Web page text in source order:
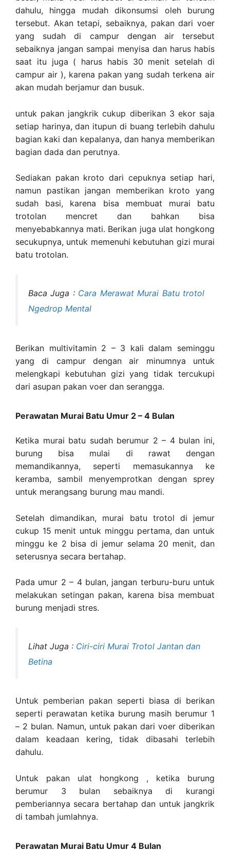
dahulu, hingga mudah dikonsumsi oleh burung
tersebut. Akan tetapi, sebaiknya, pakan dari voer
yang sudah di campur dengan air tersebut
sebaiknya jangan sampai menyisa dan harus habis
saat itu juga ( harus habis 30 menit setelah di
campur air ), karena pakan yang sudah terkena air
akan mudah berjamur dan busuk.
untuk pakan jangkrik cukup diberikan 3 ekor saja
setiap harinya, dan itupun di buang terlebih dahulu
bagian kaki dan kepalanya, dan hanya memberikan
bagian dada dan perutnya.
Sediakan pakan kroto dari cepuknya setiap hari,
namun pastikan jangan memberikan kroto yang
sudah basi, karena bisa membuat murai batu
trotolan mencret dan bahkan bisa
menyebabkannya mati. Berikan juga ulat hongkong
secukupnya, untuk memenuhi kebutuhan gizi murai
batu trotolan.
Baca Juga : Cara Merawat Murai Batu trotol
Ngedrop Mental
Berikan multivitamin 2 – 3 kali dalam seminggu
yang di campur dengan air minumnya untuk
melengkapi kebutuhan gizi yang tidak tercukupi
dari asupan pakan voer dan serangga.
Perawatan Murai Batu Umur 2 – 4 Bulan
Ketika murai batu sudah berumur 2 – 4 bulan ini,
burung bisa mulai di rawat dengan
memandikannya, seperti memasukannya ke
keramba, sambil menyemprotkan dengan sprey
untuk merangsang burung mau mandi.
Setelah dimandikan, murai batu trotol di jemur
cukup 15 menit untuk minggu pertama, dan untuk
minggu ke 2 bisa di jemur selama 20 menit, dan
seterusnya secara bertahap.
Pada umur 2 – 4 bulan, jangan terburu-buru untuk
melakukan setingan pakan, karena bisa membuat
burung menjadi stres.
Lihat Juga : Ciri-ciri Murai Trotol Jantan dan
Betina
Untuk pemberian pakan seperti biasa di berikan
seperti perawatan ketika burung masih berumur 1
– 2 bulan. Namun, untuk pakan dari voer diberikan
dalam keadaan kering, tidak dibasahi terlebih
dahulu.
Untuk pakan ulat hongkong , ketika burung
berumur 3 bulan sebaiknya di kurangi
pemberiannya secara bertahap dan untuk jangkrik
di tambah jumlahnya.
Perawatan Murai Batu Umur 4 Bulan